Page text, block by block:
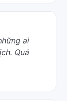
ai
Quá